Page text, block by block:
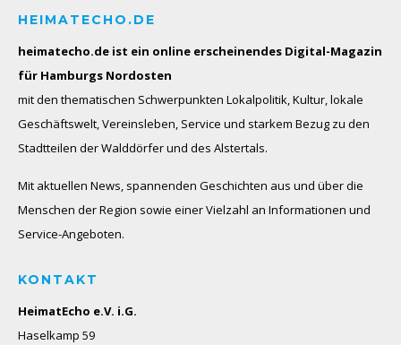
HEIMATECHO.DE
heimatecho.de ist ein online erscheinendes Digital-Magazin
für Hamburgs Nordosten
mit den thematischen Schwerpunkten Lokalpolitik, Kultur, lokale
Geschäftswelt, Vereinsleben, Service und starkem Bezug zu den
Stadtteilen der Walddörfer und des Alstertals.
Mit aktuellen News, spannenden Geschichten aus und über die
Menschen der Region sowie einer Vielzahl an Informationen und
Service-Angeboten.
KONTAKT
HeimatEcho e.V. i.G.
Haselkamp 59